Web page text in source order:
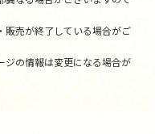
売が終了している場合がご
の情報は変更になる場合が